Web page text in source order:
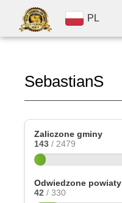
PL
SebastianS
Zaliczone gminy
143 / 2479
Odwiedzone powiaty
42 / 330